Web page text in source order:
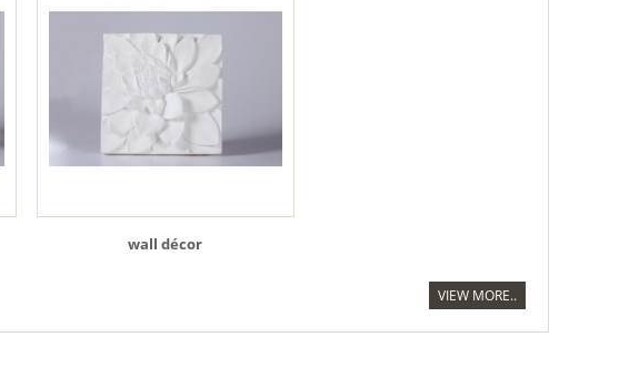
VIEW MORE..
wall décor